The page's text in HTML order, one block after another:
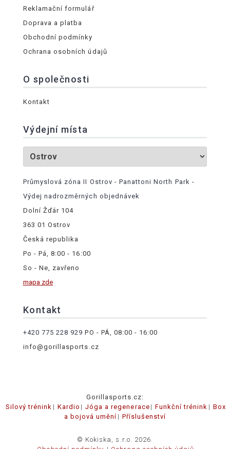
Reklamační formulář
Doprava a platba
Obchodní podmínky
Ochrana osobních údajů
O společnosti
Kontakt
Výdejní místa
Průmyslová zóna II Ostrov - Panattoni North Park -
Výdej nadrozměrných objednávek
Dolní Žďár 104
363 01 Ostrov
Česká republika
Po - Pá, 8:00 - 16:00
So - Ne, zavřeno
mapa zde
Kontakt
+420 775 228 929 PO - PÁ, 08:00 - 16:00
info@gorillasports.cz
Gorillasports.cz:
Silový trénink
Kardio Jóga a regenerace Funkční trénink
Box
a bojová umění
Příslušenství
© Kokiska, s.r.o. 2026.